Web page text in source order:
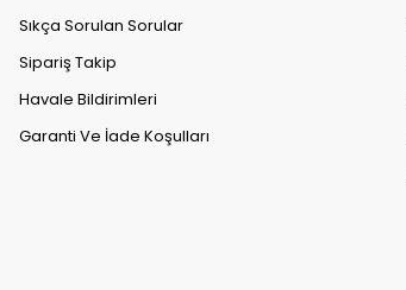
Sıkça Sorulan Sorular
Sipariş Takip
Havale Bildirimleri
Garanti Ve İade Koşulları